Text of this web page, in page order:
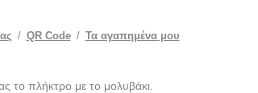
/ QR Code / Τα αγαπημένα μου
το πλήκτρο με το μολυβάκι.